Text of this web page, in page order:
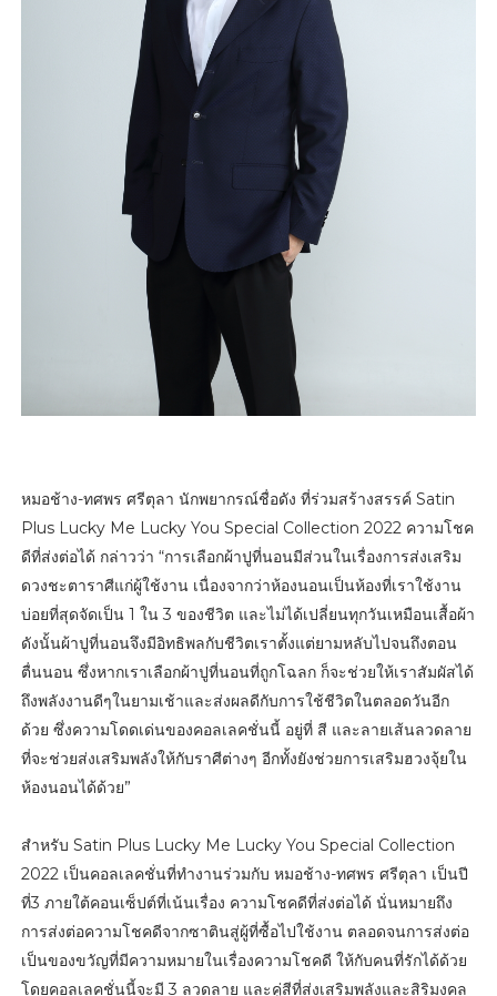
หมอช้าง-ทศพร ศรีตุลา นักพยากรณ์ชื่อดัง ที่ร่วมสร้างสรรค์ Satin
Plus Lucky Me Lucky You Special Collection 2022 ความโชค
ดีที่ส่งต่อได้ กล่าวว่า “การเลือกผ้าปูที่นอนมีส่วนในเรื่องการส่งเสริม
ดวงชะตาราศีแก่ผู้ใช้งาน เนื่องจากว่าห้องนอนเป็นห้องที่เราใช้งาน
บ่อยที่สุดจัดเป็น 1 ใน 3 ของชีวิต และไม่ได้เปลี่ยนทุกวันเหมือนเสื้อผ้า
ดังนั้นผ้าปูที่นอนจึงมีอิทธิพลกับชีวิตเราตั้งแต่ยามหลับไปจนถึงตอน
ตื่นนอน ซึ่งหากเราเลือกผ้าปูที่นอนที่ถูกโฉลก ก็จะช่วยให้เราสัมผัสได้
ถึงพลังงานดีๆในยามเช้าและส่งผลดีกับการใช้ชีวิตในตลอดวันอีก
ด้วย ซึ่งความโดดเด่นของคอลเลคชั่นนี้ อยู่ที่ สี และลายเส้นลวดลาย
ที่จะช่วยส่งเสริมพลังให้กับราศีต่างๆ อีกทั้งยังช่วยการเสริมฮวงจุ้ยใน
ห้องนอนได้ด้วย”
สำหรับ Satin Plus Lucky Me Lucky You Special Collection
2022 เป็นคอลเลคชั่นที่ทำงานร่วมกับ หมอช้าง-ทศพร ศรีตุลา เป็นปี
ที่3 ภายใต้คอนเซ็ปต์ที่เน้นเรื่อง ความโชคดีที่ส่งต่อได้ นั่นหมายถึง
การส่งต่อความโชคดีจากซาตินสู่ผู้ที่ซื้อไปใช้งาน ตลอดจนการส่งต่อ
เป็นของขวัญที่มีความหมายในเรื่องความโชคดี ให้กับคนที่รักได้ด้วย
โดยคอลเลคชั่นนี้จะมี 3 ลวดลาย และคู่สีที่ส่งเสริมพลังและสิริมงคล